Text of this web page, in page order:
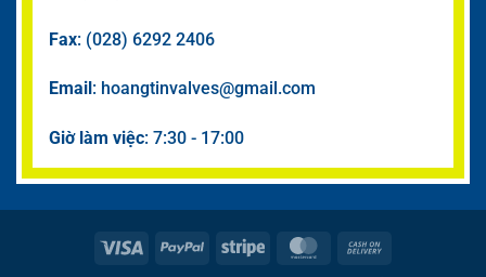
Fax: (028) 6292 2406
Email : hoangtinvalves@gmail.com
Giờ làm việc: 7:30 - 17:00
Visa PayPal Stripe MasterCard